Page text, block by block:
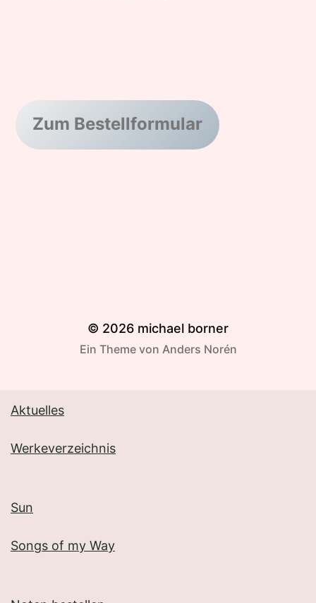
Zum Bestellformular
© 2026 michael borner
Ein Theme von Anders Norén
Aktuelles
Werkeverzeichnis
Sun
Songs of my Way